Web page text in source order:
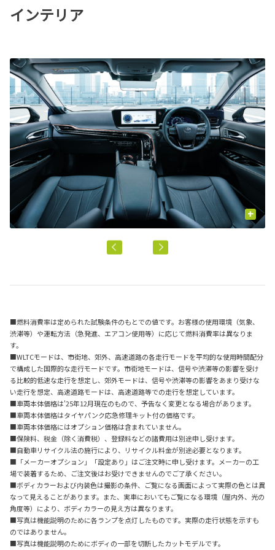
インテリア
+
■燃料消費率は定められた試験条件のもとでの値です。お客様の使用環境（気象、
渋滞等）や運転方法（急発進、エアコン使用等）に応じて燃料消費率は異なりま
す。
■WLTCモードは、市街地、郊外、高速道路の各走行モードを平均的な使用時間配分
で構成した国際的な走行モードです。市街地モードは、信号や渋滞等の影響を受け
る比較的低速な走行を想定し、郊外モードは、信号や渋滞等の影響をあまり受けな
い走行を想定、高速道路モードは、高速道路等での走行を想定しています。
■車両本体価格は'25年12月現在のもので、予告なく変更となる場合があります。
■車両本体価格はタイヤパンク応急修理キット付の価格です。
■車両本体価格にはオプション価格は含まれていません。
■保険料、税金（除く消費税）、登録料などの諸費用は別途申し受けます。
■自動車リサイクル法の施行により、リサイクル料金が別途必要となります。
■「メーカーオプション」「設定あり」はご注文時に申し受けます。メーカーの工
場で装着するため、ご注文後はお受けできませんのでご了承ください。
■ボディカラーおよび内装色は撮影の条件、ご覧になる画面によって実際の色とは異
なって見えることがあります。また、実車においてもご覧になる環境（屋内外、光の
角度等）により、ボディカラーの見え方は異なります。
■写真は機能説明のために各ランプを点灯したものです。実際の走行状態を示すも
のではありません。
■写真は機能説明のためにボディの一部を切断したカットモデルです。